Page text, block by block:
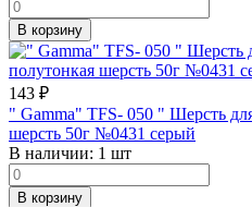
В корзину
143 ₽
" Gamma" TFS- 050 " Шерсть
шерсть 50г №0431 серый
В наличии: 1 шт
В корзину